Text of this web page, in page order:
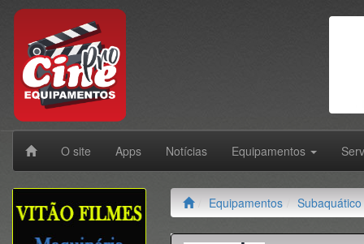
O site Apps Notícias Equipamentos
Equipamentos Subaquático